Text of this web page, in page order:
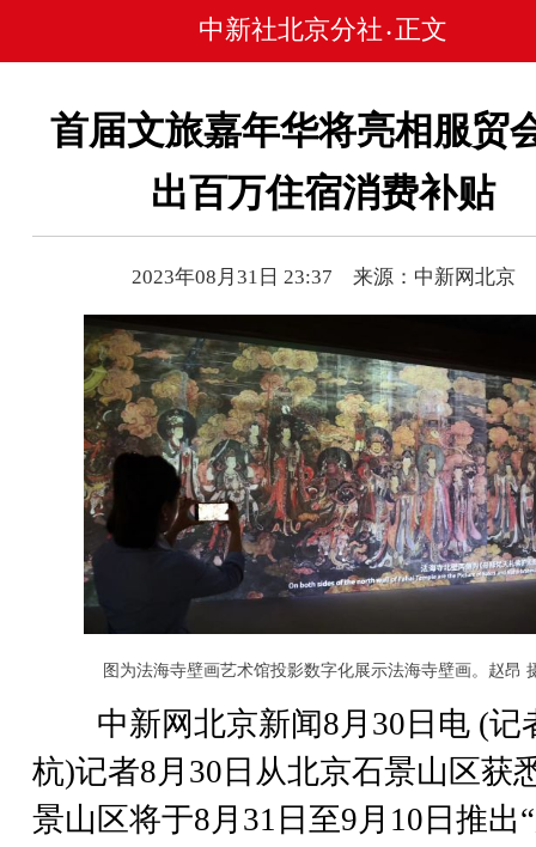
中新社北京分社 • 正文
首届文旅嘉年华将亮相服贸
出百万住宿消费补贴
2023年08月31日 23:37 来源：中新网北京
图为法海寺壁画艺术馆投影数字化展示法海寺壁画。赵昂
中新网北京新闻8月30日电 (记
杭)记者8月30日从北京石景山区获
景山区将于8月31日至9月10日推出